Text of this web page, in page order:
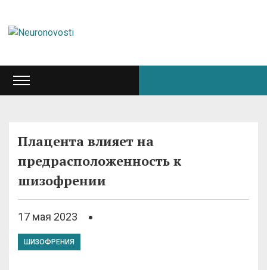
Плацента влияет на
предрасположенность к
шизофрении
17 мая 2023
ШИЗОФРЕНИЯ